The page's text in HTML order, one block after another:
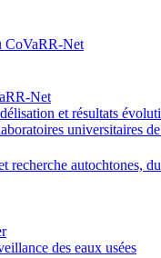
CoVaRR-Net
Net
et résultats
universitaires
autochtones,
des eaux usées